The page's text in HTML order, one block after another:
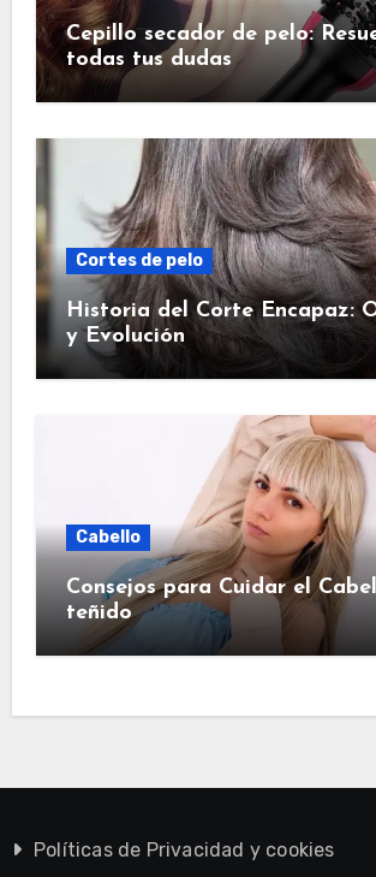
Cepillo secador de pelo:
todas tus dudas
Cortes de pelo
Historia del Corte Encapaz:
y Evolución
Cabello
Consejos para Cuidar el
teñido
Políticas de Privacidad y cookies